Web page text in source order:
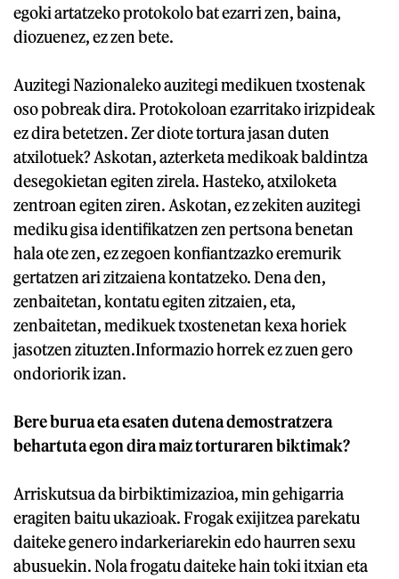
egoki artatzeko protokolo bat ezarri zen, baina,
diozuenez, ez zen bete.
Auzitegi Nazionaleko auzitegi medikuen txostenak
oso pobreak dira. Protokoloan ezarritako irizpideak
ez dira betetzen. Zer diote tortura jasan duten
atxilotuek? Askotan, azterketa medikoak baldintza
desegokietan egiten zirela. Hasteko, atxiloketa
zentroan egiten ziren. Askotan, ez zekiten auzitegi
mediku gisa identifikatzen zen pertsona benetan
hala ote zen, ez zegoen konfiantzazko eremurik
gertatzen ari zitzaiena kontatzeko. Dena den,
zenbaitetan, kontatu egiten zitzaien, eta,
zenbaitetan, medikuek txostenetan kexa horiek
jasotzen zituzten.Informazio horrek ez zuen gero
ondoriorik izan.
Bere burua eta esaten dutena demostratzera
behartuta egon dira maiz torturaren biktimak?
Arriskutsua da birbiktimizazioa, min gehigarria
eragiten baitu ukazioak. Frogak exijitzea parekatu
daiteke genero indarkeriarekin edo haurren sexu
abusuekin. Nola frogatu daiteke hain toki itxian eta